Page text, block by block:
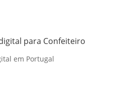
para Confeiteiro
em Portugal